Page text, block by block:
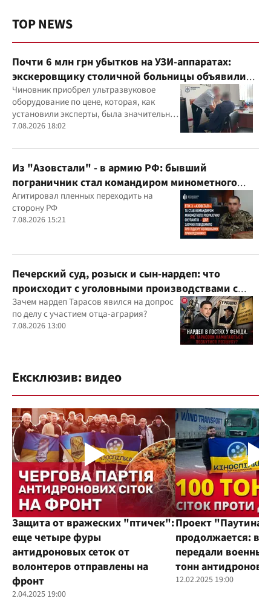
TOP NEWS
Почти 6 млн грн убытков на УЗИ-аппаратах:
экскеровщику столичной больницы объявили
подозрение
Чиновник приобрел ультразвуковое
оборудование по цене, которая, как
установили эксперты, была значительно
выше рыночной
7.08.2026 18:02
Из "Азовстали" - в армию РФ: бывший
пограничник стал командиром минометного
расчета оккупантов
Агитировал пленных переходить на
сторону РФ
7.08.2026 15:21
Печерский суд, розыск и сын-нардеп: что
происходит с уголовными производствами с
участием агробарона Тарасова?
Зачем нардеп Тарасов явился на допрос
по делу с участием отца-агрария?
7.08.2026 13:00
Ексклюзив: видео
Защита от вражеских "птичек":
еще четыре фуры
антидроновых сеток от
волонтеров отправлены на
фронт
2.04.2025 19:00
Проект "Паутина"
продолжается:
передали
тонн
12.02.2025 19:00